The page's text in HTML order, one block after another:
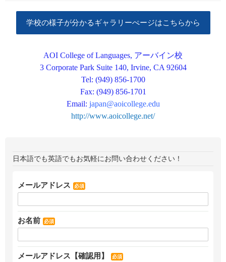
学校の様子が分かるギャラリーぺージはこちらから
AOI College of Languages, アーバイン校
3 Corporate Park Suite 140, Irvine, CA 92604
Tel: (949) 856-1700
Fax: (949) 856-1701
Email: japan@aoicollege.edu
http://www.aoicollege.net/
日本語でも英語でもお気軽にお問い合わせください！
メールアドレス 必須
お名前 必須
メールアドレス【確認用】 必須